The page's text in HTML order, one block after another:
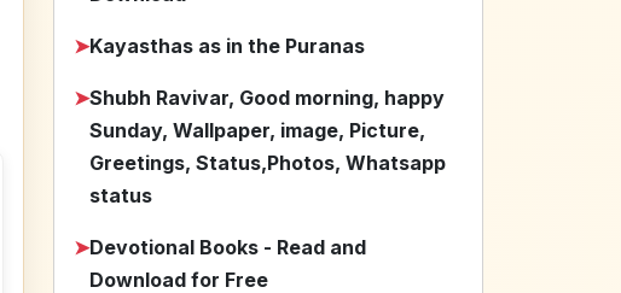
➤Kayasthas as in the Puranas
➤Shubh Ravivar, Good morning, happy
Sunday, Wallpaper, image, Picture,
Greetings, Status,Photos, Whatsapp
status
➤Devotional Books - Read and
Download for Free